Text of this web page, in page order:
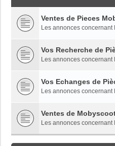
Ventes de Pieces
Les annonces
Vos Recherche de
Les annonces
Vos Echanges de
Les annonces
Ventes de
Les annonces